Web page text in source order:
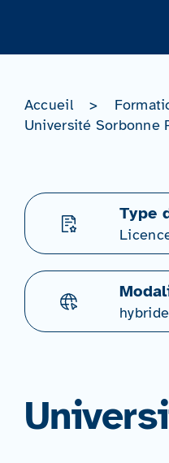
Accueil >
Université Sorbonne
Type
hybride